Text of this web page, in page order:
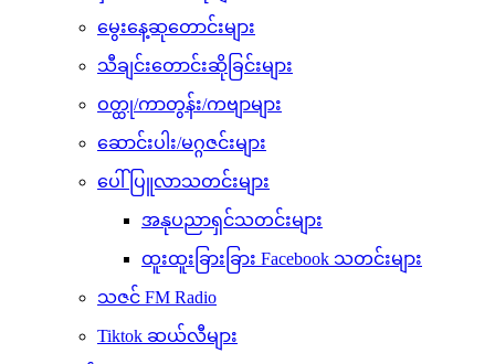
မွေးနေ့ဆုတောင်းများ
သီချင်းတောင်းဆိုခြင်းများ
ဝတ္ထု/ကာတွန်း/ကဗျာများ
ဆောင်းပါး/မဂ္ဂဇင်းများ
ပေါ်ပြူလာသတင်းများ
အနုပညာရှင်သတင်းများ
ထူးထူးခြားခြား Facebook သတင်းများ
သဇင် FM Radio
Tiktok ဆယ်လီများ